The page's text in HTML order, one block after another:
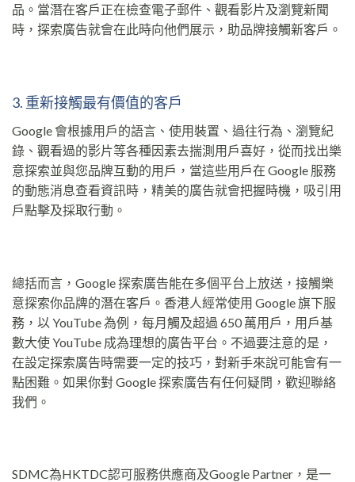
品。當潛在客戶正在檢查電子郵件、觀看影片及瀏覽新聞
時，探索廣告就會在此時向他們展示，助品牌接觸新客戶。
3. 重新接觸最有價值的客戶
Google 會根據用戶的語言、使用裝置、過往行為、瀏覽紀
錄、觀看過的影片等各種因素去揣測用戶喜好，從而找出樂
意探索並與您品牌互動的用戶，當這些用戶在 Google 服務
的動態消息查看資訊時，精美的廣告就會把握時機，吸引用
戶點擊及採取行動。
總括而言，Google 探索廣告能在多個平台上放送，接觸樂
意探索你品牌的潛在客戶。香港人經常使用 Google 旗下服
務，以 YouTube 為例，每月觸及超過 650 萬用戶，用戶基
數大使 YouTube 成為理想的廣告平台。不過要注意的是，
在設定探索廣告時需要一定的技巧，對新手來說可能會有一
點困難。如果你對 Google 探索廣告有任何疑問，歡迎聯絡
我們。
SDMC為HKTDC認可服務供應商及Google Partner，是一